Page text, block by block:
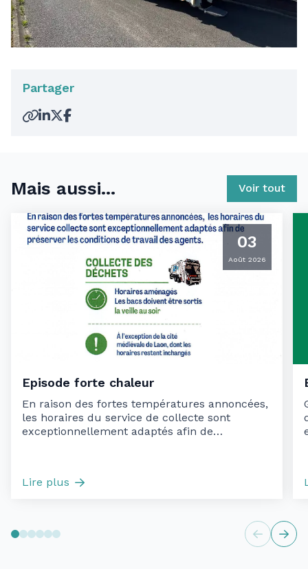
Partager
Mais aussi... Voir tout
03
Août 2026
Episode forte chaleur
En raison des fortes températures annoncées,
les horaires du service de collecte sont
exceptionnellement adaptés afin de
Lire plus